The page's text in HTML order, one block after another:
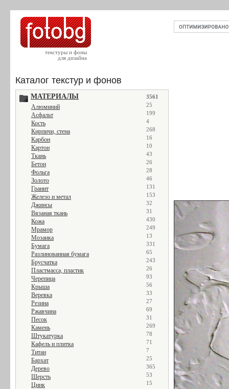
текстуры и фоны
для дизайна
Каталог текстур и фонов
МАТЕРИАЛЫ 3561
Алюминий 25
Асфальт 199
Кость 4
Кирпичи, стена 268
Карбон 16
Картон 10
Ткань 43
Бетон 26
Фольга 28
Золото 46
Гранит 131
Железо и метал 153
Джинсы 32
Вязаная ткань 31
Кожа 430
Мрамор 249
Мозаика 13
Бумага 331
Разлинованная бумага 65
Брусчатка 243
Пластмасса, пластик 26
Черепица 93
Крыша 56
Веревка 33
Резина 27
Ржавчина 69
Песок 31
Камень 269
Штукатурка 78
Кафель и плитка 71
Титан 7
Бархат 25
Дерево 365
Шерсть 53
Цинк 15